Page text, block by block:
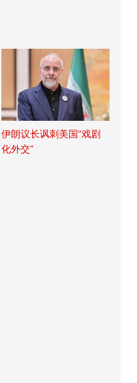
伊朗议长讽刺美国“戏剧
化外交”